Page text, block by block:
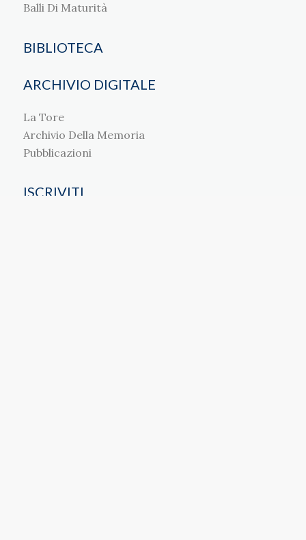
Balli Di Maturità
BIBLIOTECA
ARCHIVIO DIGITALE
La Tore
Archivio Della Memoria
Pubblicazioni
ISCRIVITI